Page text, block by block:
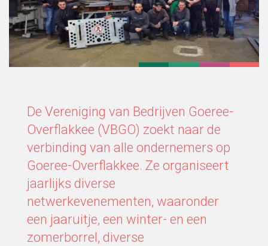
De Vereniging van Bedrijven Goeree-
Overflakkee (VBGO) zoekt naar de
verbinding van alle ondernemers op
Goeree-Overflakkee. Ze organiseert
jaarlijks diverse
netwerkevenementen, waaronder
een jaaruitje, een winter- en een
zomerborrel, diverse